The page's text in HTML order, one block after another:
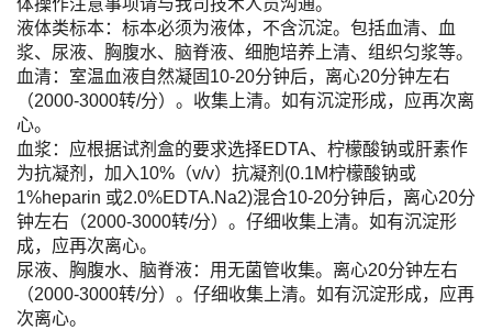
体操作注意事项请与我司技术人员沟通。
液体类标本：标本必须为液体，不含沉淀。包括血清、血
浆、尿液、胸腹水、脑脊液、细胞培养上清、组织匀浆等。
血清：室温血液自然凝固10-20分钟后，离心20分钟左右
（2000-3000转/分）。收集上清。如有沉淀形成，应再次离
心。
血浆：应根据试剂盒的要求选择EDTA、柠檬酸钠或肝素作
为抗凝剂，加入10%（v/v）抗凝剂(0.1M柠檬酸钠或
1%heparin 或2.0%EDTA.Na2)混合10-20分钟后，离心20分
钟左右（2000-3000转/分）。仔细收集上清。如有沉淀形
成，应再次离心。
尿液、胸腹水、脑脊液：用无菌管收集。离心20分钟左右
（2000-3000转/分）。仔细收集上清。如有沉淀形成，应再
次离心。